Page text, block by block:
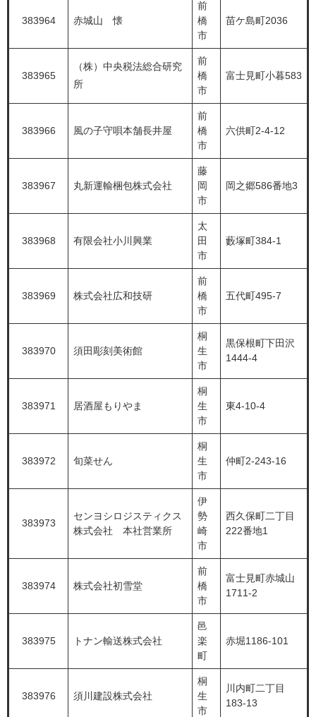
383964 赤城山 懐
前
橋
市
苗ケ島町2036
383965
（株）中央税法総合研究
所
前
橋
市
富士見町小暮583
383966 風の子守唄本舗長井屋
前
橋
市
六供町2-4-12
383967 丸新運輸梱包株式会社
藤
岡
市
岡之郷586番地3
383968 有限会社小川興業
太
田
市
藪塚町384-1
383969 株式会社広和技研
前
橋
市
五代町495-7
383970 須田彫刻美術館
桐
生
市
黒保根町下田沢
1444-4
383971 居酒屋もりやま
桐
生
市
東4-10-4
383972 旬菜せん
桐
生
市
仲町2-243-16
383973
センヨシロジスティクス
株式会社 本社営業所
伊
勢
崎
市
西久保町二丁目
222番地1
383974 株式会社初雪堂
前
橋
市
富士見町赤城山
1711-2
383975 トナン輸送株式会社
邑
楽
町
赤堀1186-101
383976 須川建設株式会社
桐
生
市
川内町二丁目
183-13